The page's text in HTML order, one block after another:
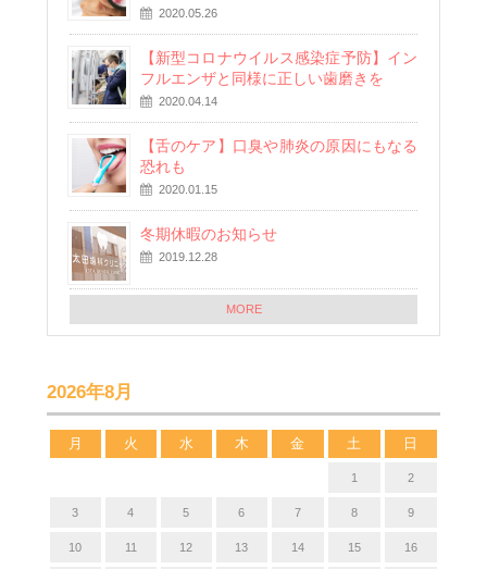
2020.05.26
【新型コロナウイルス感染症予防】イン
フルエンザと同様に正しい歯磨きを
2020.04.14
【舌のケア】口臭や肺炎の原因にもなる
恐れも
2020.01.15
冬期休暇のお知らせ
2019.12.28
MORE
2026年8月
月 火 水 木 金 土 日
1 2
3 4 5 6 7 8 9
10 11 12 13 14 15 16